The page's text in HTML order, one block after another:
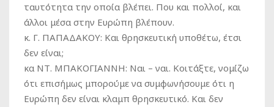
ταυτότητα την οποία βλέπει. Που και πολλοί, και
άλλοι μέσα στην Ευρώπη βλέπουν.
κ. Γ. ΠΑΠΑΔΑΚΟΥ: Και θρησκευτική υποθέτω, έτσι
δεν είναι;
κα ΝΤ. ΜΠΑΚΟΓΙΑΝΝΗ: Ναι – ναι. Κοιτάξτε, νομίζω
ότι επισήμως μπορούμε να συμφωνήσουμε ότι η
Ευρώπη δεν είναι κλαμπ θρησκευτικό. Και δεν